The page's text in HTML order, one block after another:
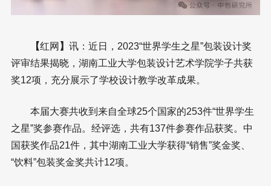
【红网 】 讯：近日，2023“世界学生之星”包装设计奖
评审结果揭晓，湖南工业大学包装设计艺术学院学子共获
奖12项，充分展示了学校设计教学改革成果。
本届大赛共收到来自全球25个国家的253件“世界学生
之星”奖参赛作品。经评选，共有137件参赛作品获奖。中
国获奖作品21件，其中湖南工业大学获得“销售”奖金奖、
“饮料”包装奖金奖共计12项。